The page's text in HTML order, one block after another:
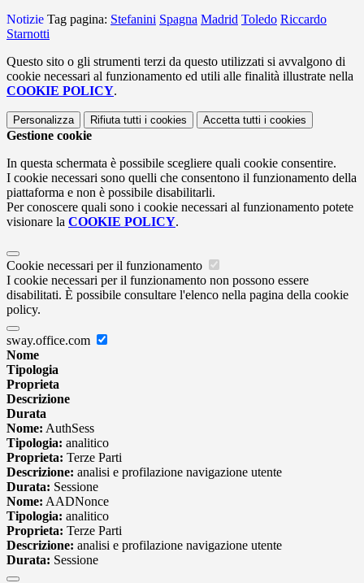
Notizie Tag pagina: Stefanini Spagna Madrid Toledo Riccardo
Starnotti
Questo sito o gli strumenti terzi da questo utilizzati si avvalgono di
cookie necessari al funzionamento ed utili alle finalità illustrate nella
COOKIE POLICY.
Personalizza Rifiuta tutti i cookies Accetta tutti i cookies
Gestione cookie
In questa schermata è possibile scegliere quali cookie consentire.
I cookie necessari sono quelli che consentono il funzionamento della
piattaforma e non è possibile disabilitarli.
Per conoscere quali sono i cookie necessari al funzionamento potete
visionare la COOKIE POLICY.
Cookie necessari per il funzionamento
I cookie necessari per il funzionamento non possono essere
disabilitati. È possibile consultare l'elenco nella pagina della cookie
policy.
sway.office.com
Nome
Tipologia
Proprieta
Descrizione
Durata
Nome: AuthSess
Tipologia: analitico
Proprieta: Terze Parti
Descrizione: analisi e profilazione navigazione utente
Durata: Sessione
Nome: AADNonce
Tipologia: analitico
Proprieta: Terze Parti
Descrizione: analisi e profilazione navigazione utente
Durata: Sessione